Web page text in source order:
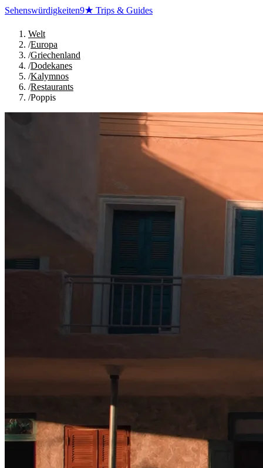
Sehenswürdigkeiten9★ Trips & Guides
Welt
/Europa
/Griechenland
/Dodekanes
/Kalymnos
/Restaurants
/Poppis